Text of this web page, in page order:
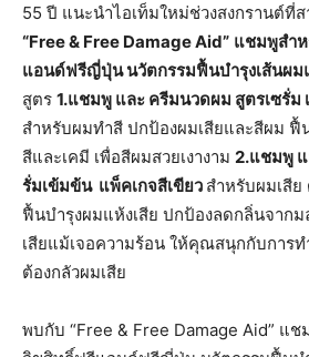
55 ปี แนะนำไอเท็มใหม่ช่วงสงกรานต์ที่
“Free & Free Damage Aid” แชมพูสำ
แอนด์ฟรีญี่ปุ่น นวัตกรรมฟื้นบำรุงเส้นผม
สูตร 1.แชมพู และ ครีมนวดผม สูตรเซรั่
สำหรับผมทำสี ปกป้องผมเสียและสีผม ฟื้
สีและเคมี เพื่อสีผมสวยเงางาม 2.แชมพู
รั่มเข้มข้น แพ็คเกจสีเขียว สำหรับผมเสี
ฟื้นบำรุงผมแห้งเสีย ปกป้องลดกลิ่นจาก
เสียแม้เจอความร้อน ให้คุณสนุกกับการ
ต้องกลัวผมเสีย
พบกับ “Free & Free Damage Aid” แ